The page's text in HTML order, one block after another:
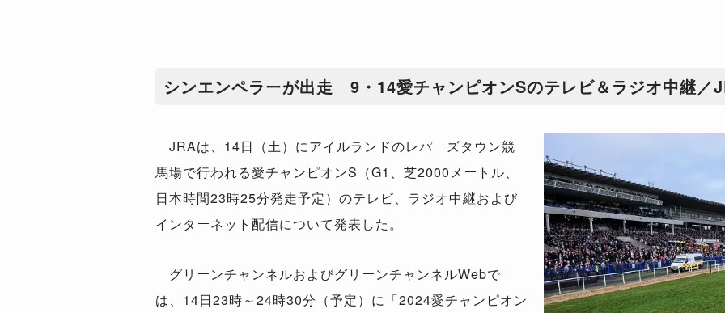
シンエンペラーが出走 9・14愛チャンピオンSのテレビ＆ラジオ中継／
JRAは、14日（土）にアイルランドのレパーズタウン競
馬場で行われる愛チャンピオンS（G1、芝2000メートル、
日本時間23時25分発走予定）のテレビ、ラジオ中継および
インターネット配信について発表した。
グリーンチャンネルおよびグリーンチャンネルWebで
は、14日23時～24時30分（予定）に「2024愛チャンピオン